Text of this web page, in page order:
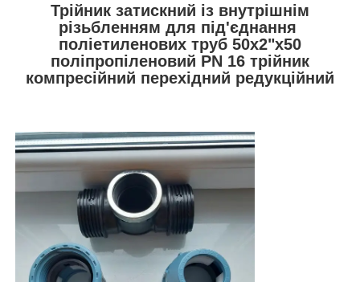
Трійник затискний із внутрішнім
різьбленням для під'єднання
поліетиленових труб 50х2"х50
поліпропіленовий PN 16 трійник
компресійний перехідний редукційний